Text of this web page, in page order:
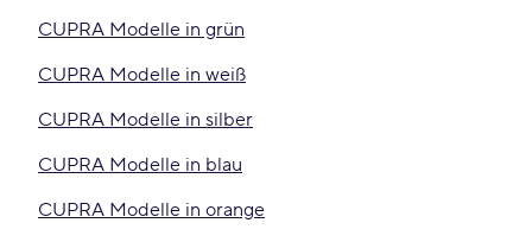
CUPRA Modelle in grün
CUPRA Modelle in weiß
CUPRA Modelle in silber
CUPRA Modelle in blau
CUPRA Modelle in orange